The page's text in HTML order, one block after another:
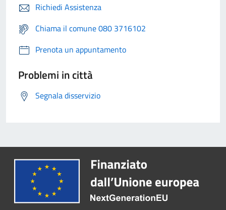
Richiedi Assistenza
Chiama il comune 080 3716102
Prenota un appuntamento
Problemi in città
Segnala disservizio